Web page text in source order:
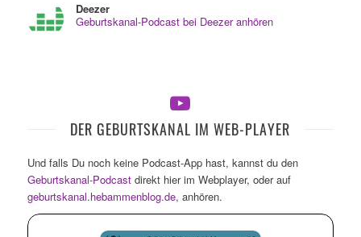
Deezer
Geburtskanal-Podcast bei Deezer anhören
DER GEBURTSKANAL IM WEB-PLAYER
Und falls Du noch keine Podcast-App hast, kannst du den
Geburtskanal-Podcastdirekt hier im Webplayer, oder auf
geburtskanal.hebammenblog.de, anhören.